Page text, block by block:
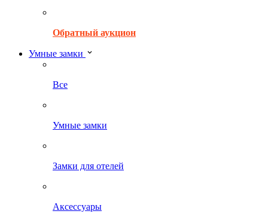
Обратный аукцион
Умные замки
Все
Умные замки
Замки для отелей
Аксессуары